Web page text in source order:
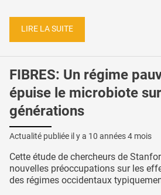
LIRE LA SUITE
FIBRES: Un régime
épuise le microbiote
générations
Actualité publiée il y a 10 années 4 mois
Cette étude de chercheurs de
nouvelles préoccupations sur les
des régimes occidentaux